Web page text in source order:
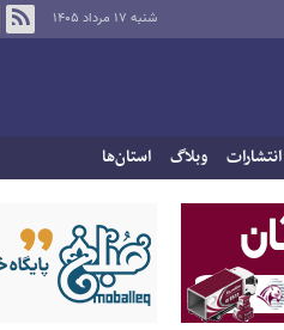
شنبه ۱۷ مرداد ۱۴۰۵
انتشارات وبلاگ استان‌ها